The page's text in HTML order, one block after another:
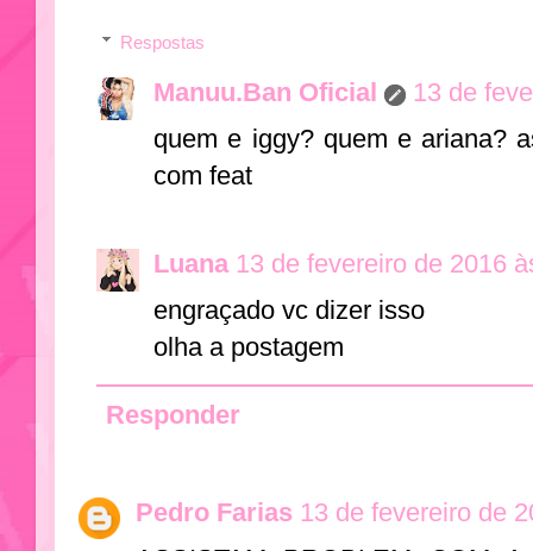
Respostas
Manuu.Ban Oficial
13 de
quem e iggy? quem e ariana?
com feat
Luana 13 de fevereiro de 2016
engraçado vc dizer isso
olha a postagem
Responder
Pedro Farias 13 de fevereiro de